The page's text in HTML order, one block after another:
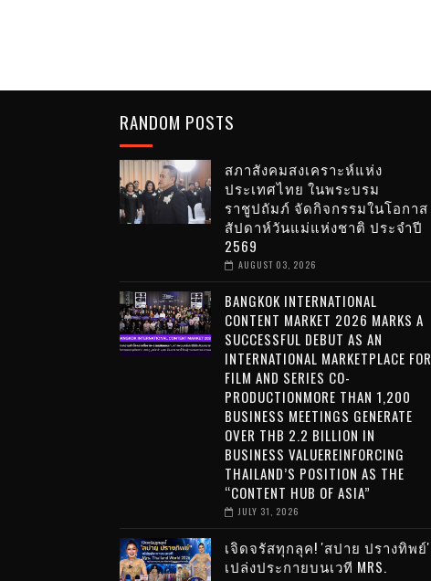
RANDOM POSTS
สภาสังคมสงเคราะห์แห่ง
ประเทศไทย ในพระบรม
ราชูปถัมภ์ จัดกิจกรรมในโอกาส
สัปดาห์วันแม่แห่งชาติ ประจำปี
2569
AUGUST 03, 2026
BANGKOK INTERNATIONAL
CONTENT MARKET 2026 MARKS A
SUCCESSFUL DEBUT AS AN
INTERNATIONAL MARKETPLACE FOR
FILM AND SERIES CO-
PRODUCTIONMORE THAN 1,200
BUSINESS MEETINGS GENERATE
OVER THB 2.2 BILLION IN
BUSINESS VALUEREINFORCING
THAILAND’S POSITION AS THE
“CONTENT HUB OF ASIA”
JULY 31, 2026
เจิดจรัสทุกลุค! 'สปาย ปรางทิพย์'
เปล่งประกายบนเวที MRS.